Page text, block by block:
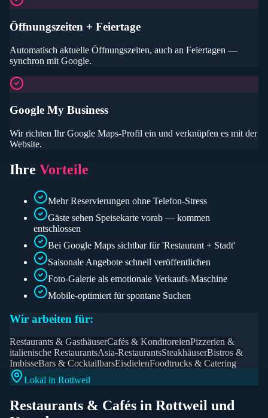
Öffnungszeiten + Feiertage
Automatisch aktuelle Öffnungszeiten, auch an Feiertagen —
synchron mit Google.
Google My Business
Wir richten Ihr Google Maps-Profil ein und verknüpfen es mit der
Website.
Ihre Vorteile
Mehr Reservierungen ohne Telefon-Stress
Gäste sehen Speisekarte vorab — kommen
entschlossen
Bei Google Maps sichtbar für 'Restaurant + Stadt'
Saisonale Angebote schnell veröffentlichen
Foto-Galerie als emotionale Verkaufs-Maschine
Mobile-optimiert für spontane Suchen
Wir arbeiten für:
Restaurants & GasthäuserCafés & KonditoreienPizzerien &
italienische RestaurantsAsia-RestaurantsSteakhäuserBistros &
ImbisseBars & CocktailbarsEisdielenFoodtrucks & Catering
Lokal in Rottweil
Restaurants & Cafés in Rottweil und